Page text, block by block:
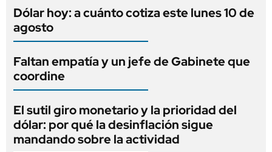
Dólar hoy: a cuánto cotiza este lunes 10 de
agosto
Faltan empatía y un jefe de Gabinete que
coordine
El sutil giro monetario y la prioridad del
dólar: por qué la desinflación sigue
mandando sobre la actividad